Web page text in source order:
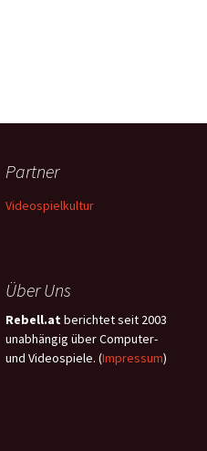
Partner
Videospielkultur
Über Uns
Rebell.at berichtet seit 2003
unabhängig über Computer-
und Videospiele. (Impressum)